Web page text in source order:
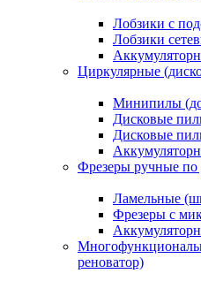
Лобзики с
Лобзики
Циркулярные
Минипилы
Дисковые
Дисковые
Фрезеры ручные по
Ламельные
Фрезеры с
реноватор)